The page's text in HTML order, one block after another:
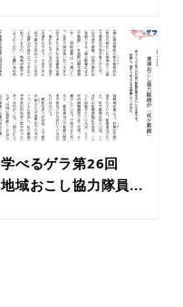
学べるゲラ第26回
地域おこし協力隊員...